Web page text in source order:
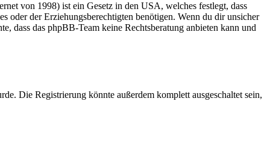
von 1998) ist ein Gesetz in den USA, welches festlegt, dass
oder der Erziehungsberechtigten benötigen. Wenn du dir unsicher
dass das phpBB-Team keine Rechtsberatung anbieten kann und
Die Registrierung könnte außerdem komplett ausgeschaltet sein,